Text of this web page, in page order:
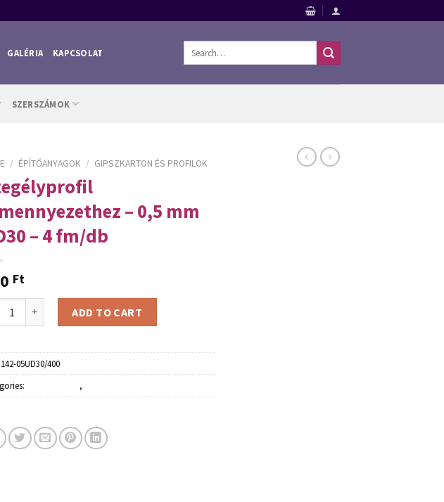
GALÉRIA KAPCSOLAT
SZERSZÁMOK
/ ÉPÍTŐANYAGOK / GIPSZKARTON ÉS PROFILOK
– 0,5 mm
– 4 fm/db
Ft
ADD TO CART
142-05UD30/400
,